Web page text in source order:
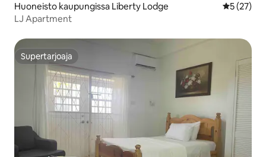
Huoneisto kaupungissa Liberty Lodge
5 (27)
LJ Apartment
Supertarjoaja
Supertarjoaja